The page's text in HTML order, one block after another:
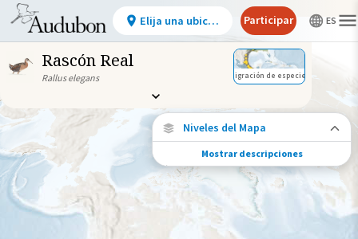
Rascón Real
Rallus elegans Migración de especies
Niveles del Mapa
Migración de especies
Vea dónde viaja esta especie durante todo
el año.
Ave monitoreada
individualmente (alta
Mostrar descripciones
Elija una ubicación Participar